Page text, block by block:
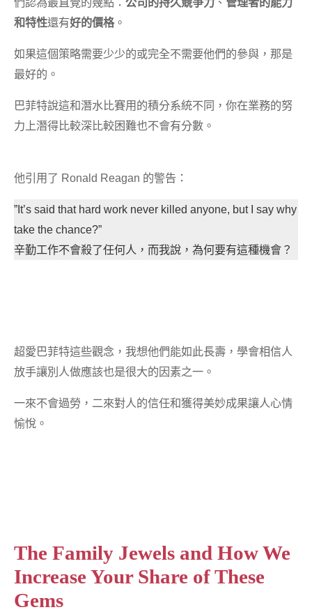
和特性還有好的價格。
如果這個策略需要少少的或完全不需要他們的參與，那是
最好的。
巴菲特說這和潛水比賽用的積分系統不同，你在業務的努
力上潛得比較深比較困難也不會有分數。
他引用了 Ronald Reagan 的警告：
”It’s said that hard work never killed anyone, but I say why
take the chance?”
辛勤工作不會殺了任何人，而我說，為何要有這種機會？
超愛巴菲特這些觀念，我想他們能如此長壽，學會相信人
放手讓別人做應該也是很大的因素之一。
一來不會過勞，二來對人的信任和獲得美妙成果讓人心情
愉悅。
The Family Jewels and How We
Increase Your Share of These
Gems